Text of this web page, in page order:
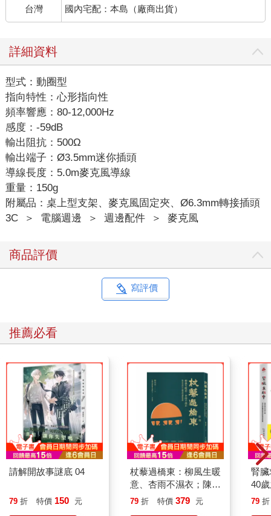
台灣 國內宅配：本島（廠商出貨）
詳細資料
型式：動圈型
指向特性：心形指向性
頻率響應：80-12,000Hz
感度：-59dB
輸出阻抗：500Ω
輸出端子：Ø3.5mm迷你插頭
導線長度：5.0m麥克風導線
重量：150g
附屬品：桌上型支架、麥克風固定夾、Ø6.3mm轉接插頭
3C
＞ 電腦週邊 ＞ 週邊配件 ＞ 麥克風
商品評價
寫評價
推薦必看
請解開故事謎底 04
79 折 特價 150 元
杖藜過橋東：柳風生暖
意、杏雨不濕衣；陳亮
恭談以心轉境的適齡漫
79 折 特價 379 元
腎
40
就
79 折